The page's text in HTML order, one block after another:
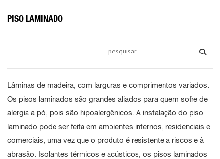
PISO LAMINADO
Lâminas de madeira , com larguras e comprimentos variados.
Os pisos laminados são grandes aliados para quem sofre de
alergia a pó, pois são hipoalergênicos. A instalação do piso
laminado pode ser feita em ambientes internos, residenciais e
comerciais, uma vez que o produto é resistente a riscos e à
abrasão. Isolantes térmicos e acústicos, os pisos laminados